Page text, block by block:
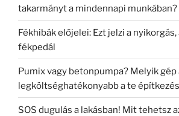
takarmányt a mindennapi munkában?
Fékhibák előjelei: Ezt jelzi a nyikorgás,
fékpedál
Pumix vagy betonpumpa? Melyik gép
legköltséghatékonyabb a te
SOS dugulás a lakásban! Mit tehetsz